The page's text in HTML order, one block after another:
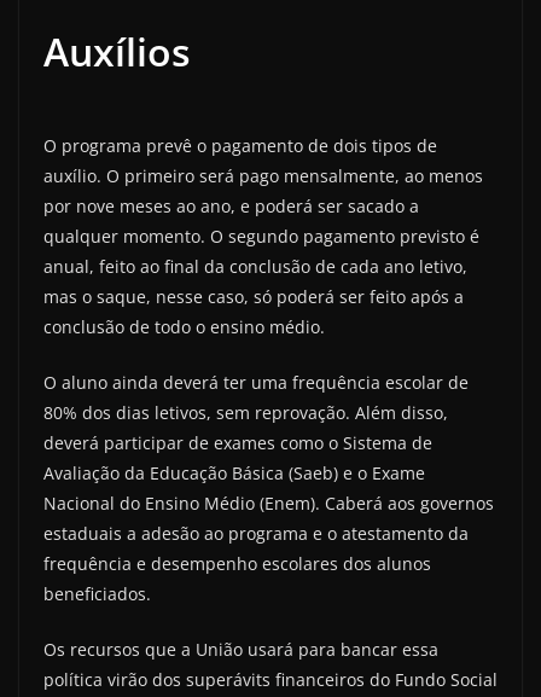
Auxílios
O programa prevê o pagamento de dois tipos de
auxílio. O primeiro será pago mensalmente, ao menos
por nove meses ao ano, e poderá ser sacado a
qualquer momento. O segundo pagamento previsto é
anual, feito ao final da conclusão de cada ano letivo,
mas o saque, nesse caso, só poderá ser feito após a
conclusão de todo o ensino médio.
O aluno ainda deverá ter uma frequência escolar de
80% dos dias letivos, sem reprovação. Além disso,
deverá participar de exames como o Sistema de
Avaliação da Educação Básica (Saeb) e o Exame
Nacional do Ensino Médio (Enem). Caberá aos governos
estaduais a adesão ao programa e o atestamento da
frequência e desempenho escolares dos alunos
beneficiados.
Os recursos que a União usará para bancar essa
política virão dos superávits financeiros do Fundo Social